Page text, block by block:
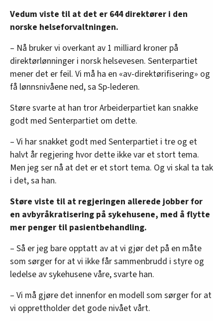
Vedum viste til at det er 644 direktører i den
norske helseforvaltningen.
– Nå bruker vi overkant av 1 milliard kroner på
direktørlønninger i norsk helsevesen. Senterpartiet
mener det er feil. Vi må ha en «av-direktørifisering» og
få lønnsnivåene ned, sa Sp-lederen.
Støre svarte at han tror Arbeiderpartiet kan snakke
godt med Senterpartiet om dette.
– Vi har snakket godt med Senterpartiet i tre og et
halvt år regjering hvor dette ikke var et stort tema.
Men jeg ser nå at det er et stort tema. Og vi skal ta tak
i det, sa han.
Støre viste til at regjeringen allerede jobber for
en avbyråkratisering på sykehusene, med å flytte
mer penger til pasientbehandling.
– Så er jeg bare opptatt av at vi gjør det på en måte
som sørger for at vi ikke får sammenbrudd i styre og
ledelse av sykehusene våre, svarte han.
– Vi må gjøre det innenfor en modell som sørger for at
vi opprettholder det gode nivået vårt.